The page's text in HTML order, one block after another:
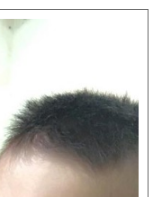
sau cơn cuồng
í em lại hân
đừng chấp).